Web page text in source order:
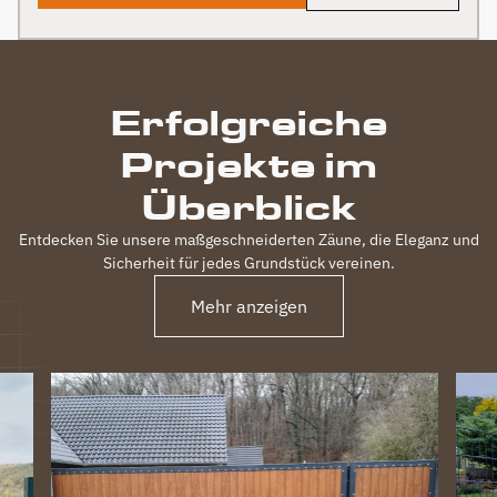
Erfolgreiche
Projekte im
Überblick
Entdecken Sie unsere maßgeschneiderten Zäune, die Eleganz und
Sicherheit für jedes Grundstück vereinen.
Mehr anzeigen